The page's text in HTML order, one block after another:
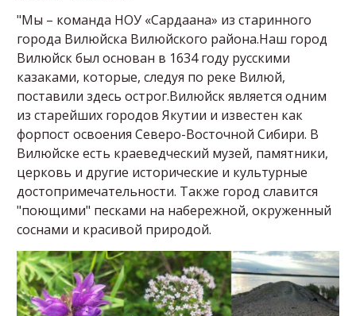
"Мы – команда НОУ «Сардаана» из старинного
города Вилюйска Вилюйского района.Наш город
Вилюйск был основан в 1634 году русскими
казаками, которые, следуя по реке Вилюй,
поставили здесь острог.Вилюйск является одним
из старейших городов Якутии и известен как
форпост освоения Северо-Восточной Сибири. В
Вилюйске есть краеведческий музей, памятники,
церковь и другие исторические и культурные
достопримечательности. Также город славится
"поющими" песками на набережной, окруженный
соснами и красивой природой.